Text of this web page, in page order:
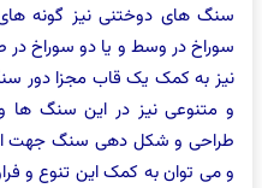
سنگ های دوختنی نیز گونه
سوراخ در وسط و یا دو سوراخ
نیز به کمک یک قاب مجزا دور
و متنوعی نیز در این سنگ ها
طراحی و شکل دهی سنگ جهت
و می توان به کمک این تنوع و